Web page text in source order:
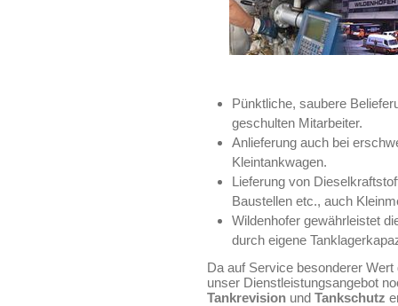
Pünktliche, saubere
geschulten Mitarbeiter.
Anlieferung auch bei
Kleintankwagen.
Lieferung von
Baustellen etc., auch
Wildenhofer gewährleistet
durch eigene
Da auf Service besonderer
unser Dienstleistungsangebot
Tankrevision und Tankschutz